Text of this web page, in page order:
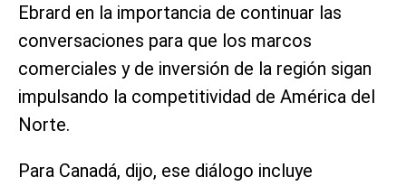
Ebrard en la importancia de continuar las
conversaciones para que los marcos
comerciales y de inversión de la región sigan
impulsando la competitividad de América del
Norte.
Para Canadá, dijo, ese diálogo incluye